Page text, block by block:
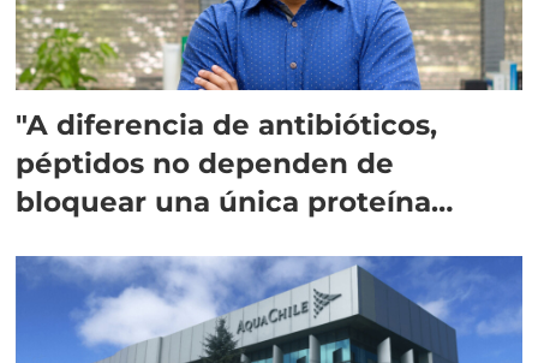
"A diferencia de antibióticos,
péptidos no dependen de
bloquear una única proteína